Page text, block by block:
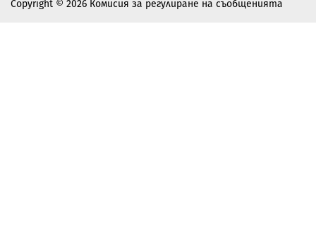
Copyright © 2026 Комисия за регулиране на съобщенията